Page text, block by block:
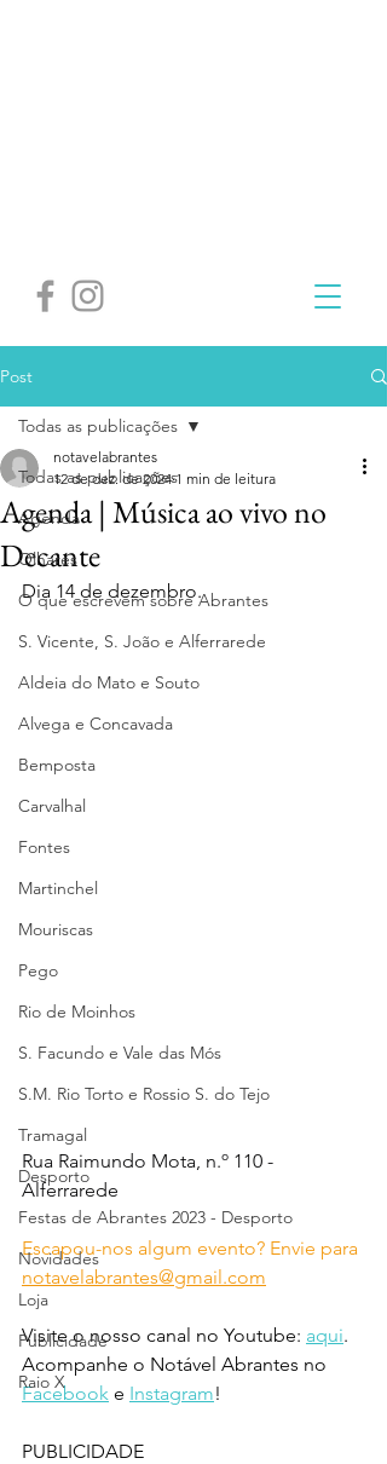
Post
Todas as publicações
Agenda
Olhares
O que escrevem sobre Abrantes
S. Vicente, S. João e Alferrarede
Aldeia do Mato e Souto
Alvega e Concavada
Bemposta
Carvalhal
Fontes
Martinchel
Mouriscas
Pego
Rio de Moinhos
S. Facundo e Vale das Mós
S.M. Rio Torto e Rossio S. do Tejo
Tramagal
Desporto
Festas de Abrantes 2023 - Desporto
Novidades
Loja
Publicidade
Raio X
Todas as publicações
Agenda | Música ao vivo no
Decante
notavelabrantes
12 de dez. de 2024 1 min de leitura
Dia 14 de dezembro.
Rua Raimundo Mota, n.º 110 -
Alferrarede
Escapou-nos algum evento? Envie para
notavelabrantes@gmail.com
Visite o nosso canal no Youtube: aqui.
Acompanhe o Notável Abrantes no
Facebook e Instagram!
PUBLICIDADE